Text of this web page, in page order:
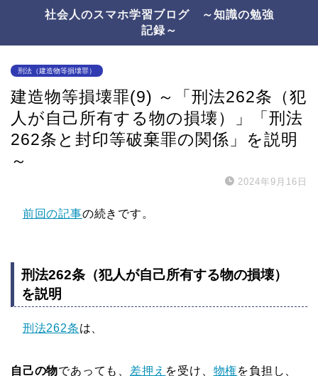
社会人のスマホ学習ブログ ～知識の勉強
記録～
刑法（建造物等損壊罪）
建造物等損壊罪(9) ～「刑法262条（犯
人が自己所有する物の損壊）」「刑法
262条と封印等破棄罪の関係」を説明
～
2024年9月16日
前回の記事の続きです。
刑法262条（犯人が自己所有する物の損壊）
を説明
刑法262条は、
自己の物であっても、 差押え を受け、 物権を負担し、